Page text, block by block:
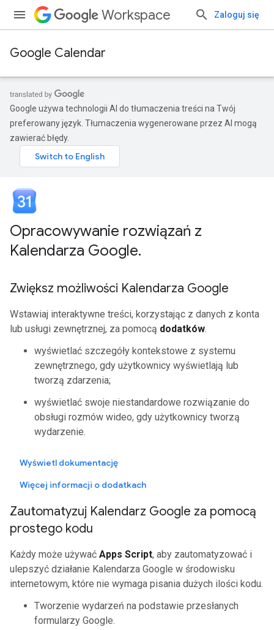
Workspace Zaloguj się
Google Calendar
Google używa technologii AI do tłumaczenia treści na Twój
preferowany język. Tłumaczenia wygenerowane przez AI mogą
zawierać błędy.
Opracowywanie rozwiązań z
Kalendarza Google.
Zwiększ możliwości Kalendarza Google
Wstawiaj interaktywne treści, korzystając z danych z konta
lub usługi zewnętrznej, za pomocą dodatków.
wyświetlać szczegóły kontekstowe z systemu
zewnętrznego, gdy użytkownicy wyświetlają lub
tworzą zdarzenia;
wyświetlać swoje niestandardowe rozwiązanie do
obsługi rozmów wideo, gdy użytkownicy tworzą
wydarzenie.
Wyświetl dokumentację
Więcej informacji o dodatkach
Zautomatyzuj Kalendarz Google za pomocą
prostego kodu
Każdy może używać Apps Script, aby zautomatyzować i
ulepszyć działanie Kalendarza Google w środowisku
internetowym, które nie wymaga pisania dużych ilości kodu.
Tworzenie wydarzeń na podstawie przesłanych
formularzy Google.